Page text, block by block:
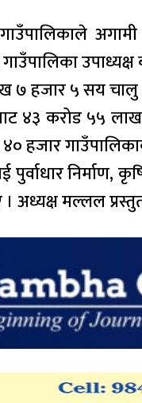
हजार ५ सय चालु
४३ करोड ५५
हजार
निर्माण,
मल्लल